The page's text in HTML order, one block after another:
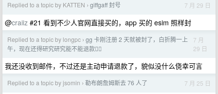
Replied to a topic by KATTEN › giffgaff 封号 7 月 29 日
@craiiz #21 看到不少人官网直接买的，app 买的 esim 照样封
Replied to a topic by longpc › gg 卡刚注册 2 天就被封了，白折腾一上
午，现在还得研究研究能不能退款🙂‍↔️
7 月
29 日
我还没收到邮件，不过还是主动申请退款了，貌似没什么侥幸可言
Replied to a topic by jsomin › 勒布朗詹姆斯去 76 人了 7 月 25 日